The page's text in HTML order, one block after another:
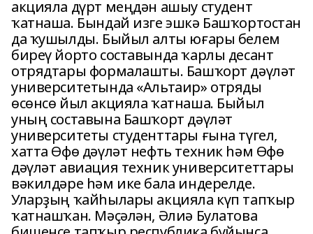
акцияла дүрт меңдән ашыу студент
ҡатнаша. Бындай изге эшкә Башҡортостан
да ҡушылды. Быйыл алты юғары белем
биреү йорто составында ҡарлы десант
отрядтары формалашты. Башҡорт дәүләт
университетында «Альтаир» отряды
өсөнсө йыл акцияла ҡатнаша. Быйыл
уның составына Башҡорт дәүләт
университеты студенттары ғына түгел,
хатта Өфө дәүләт нефть техник һәм Өфө
дәүләт авиация техник университеттары
вәкилдәре һәм ике бала индерелде.
Уларҙың ҡайһылары акцияла күп тапҡыр
ҡатнашҡан. Мәҫәлән, Әлиә Булатова